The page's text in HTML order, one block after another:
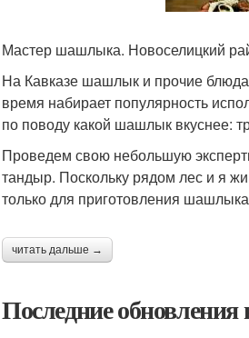
Мастер шашлыка. Новоселицкий
На Кавказе шашлык и прочие блюда
время набирает популярность
по поводу какой шашлык вкуснее:
Проведем свою небольшую
тандыр. Поскольку рядом лес и я
только для приготовления
читать дальше →
Последние обновления